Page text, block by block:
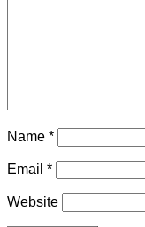
Name *
Email *
Website